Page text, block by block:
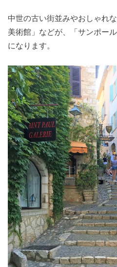
中世の古い街並みやおしゃれ
美術館」などが、「サンポー
になります。